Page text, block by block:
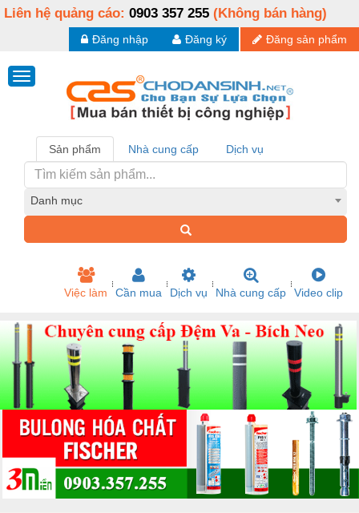
Liên hệ quảng cáo: 0903 357 255 (Không bán hàng)
Đăng sản phẩm
Đăng ký
Đăng nhập
Sản phẩm Nhà cung cấp Dịch vụ
Danh mục
Việc làm Cần mua Dịch vụ Nhà cung cấp Video clip